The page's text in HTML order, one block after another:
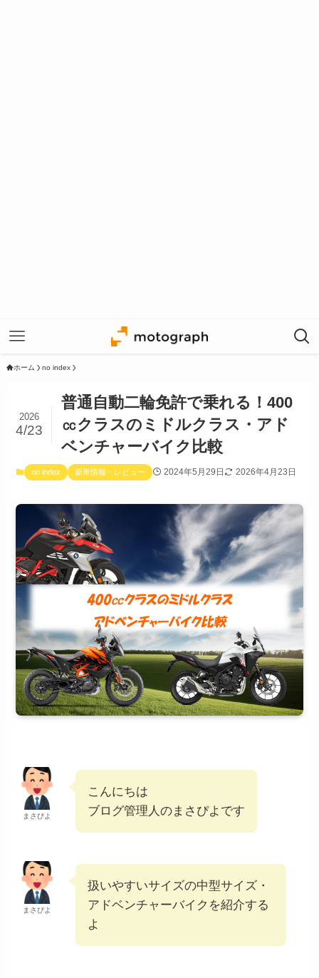
ホーム no index
普通自動二輪免許で乗れる！400
㏄クラスのミドルクラス・アド
ベンチャーバイク比較
2026
4/23
no index 新車情報・レビュー 2024年5月29日 2026年4月23日
まさぴよ
こんにちは
ブログ管理人のまさぴよです
まさぴよ
扱いやすいサイズの中型サイズ・
アドベンチャーバイクを紹介する
よ